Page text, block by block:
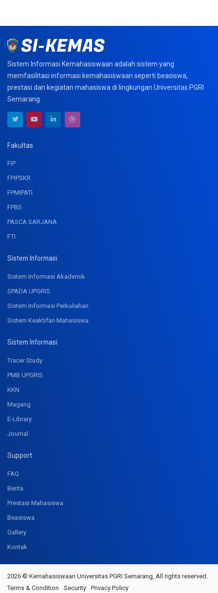
Sistem Informasi Kemahasiswaan adalah sistem yang
memfasilitasi informasi kemahasiswaan seperti beasiswa,
prestasi dan kegiatan mahasiswa di lingkungan Universitas PGRI
Semarang.
Fakultas
FIP
FPIPSKR
FPMIPATI
FPBS
PASCA SARJANA
FTI
Sistem Informasi
Sistem Informasi Akademik
SPADA UPGRIS
Sistem Informasi Perkuliahan
Sistem Keaktifan Mahasiswa
Sistem Informasi
Tracer Study
PMB UPGRIS
KKN
Magang
E-Library
Journal
Support
FAQ
Berita
Prestasi Mahasiswa
Beasiswa
Gallery
Kontak
2026 © Kemahasiswaan Universitas PGRI Semarang, All rights reserved.
Terms & Condition
Security Privacy Policy